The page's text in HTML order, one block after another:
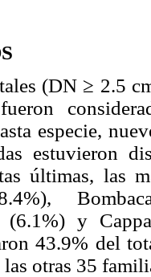
(DN ≥ 2.5
especie,
estuvieron
últimas, las
(6.1%) y
43.9% del
otras 35